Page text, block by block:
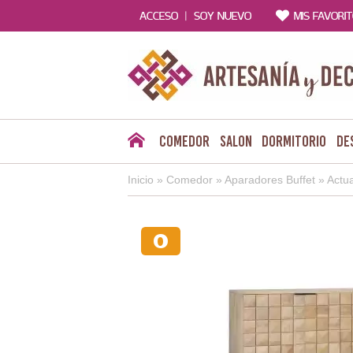
ACCESO | SOY NUEVO MIS
Comedor Salon Dormitorio
Inicio » Comedor » Aparadores Buffet »